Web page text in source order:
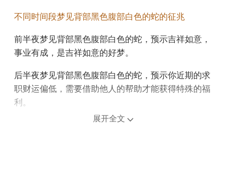
不同时间段梦见背部黑色腹部白色的蛇的征兆
前半夜梦见背部黑色腹部白色的蛇，预示吉祥如意，
事业有成，是吉祥如意的好梦。
后半夜梦见背部黑色腹部白色的蛇，预示你近期的求
职财运偏低，需要借助他人的帮助才能获得特殊的福
利。
上午梦见背部黑色腹部白色的蛇，预示你近期的日程
展开全文